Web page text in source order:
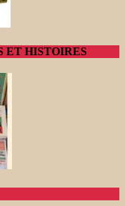
ET HISTOIRES